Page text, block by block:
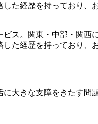
た経歴を持っており、
ス。関東・中部・関西
た経歴を持っており、
大きな支障をきたす問